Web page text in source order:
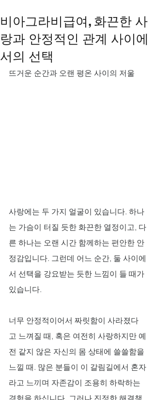
비아그라비급여, 화끈한 사
랑과 안정적인 관계 사이에
서의 선택
뜨거운 순간과 오랜 평온 사이의 저울
사랑에는 두 가지 얼굴이 있습니다. 하나
는 가슴이 터질 듯한 화끈한 열정이고, 다
른 하나는 오랜 시간 함께하는 편안한 안
정감입니다. 그런데 어느 순간, 둘 사이에
서 선택을 강요받는 듯한 느낌이 들 때가
있습니다.
너무 안정적이어서 짜릿함이 사라졌다
고 느껴질 때, 혹은 여전히 사랑하지만 예
전 같지 않은 자신의 몸 상태에 쓸쓸함을
느낄 때. 많은 분들이 이 갈림길에서 혼자
라고 느끼며 자존감이 조용히 하락하는
경험을 하십니다. 그러나 진정한 해결책